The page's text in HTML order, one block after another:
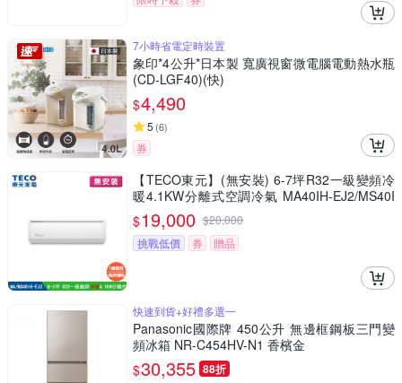
7小時省電定時裝置
象印*4公升*日本製 寬廣視窗微電腦電動熱水瓶
(CD-LGF40)(快)
$4,490
5 (6)
券
【TECO東元】(無安裝) 6-7坪R32一級變頻冷
暖4.1KW分離式空調冷氣 MA40IH-EJ2/MS40I
H-EJ2
$19,000 $20,000
挑戰低價
券 贈品
快速到貨+好禮多選一
Panasonic國際牌 450公升 無邊框鋼板三門變
頻冰箱 NR-C454HV-N1 香檳金
$30,355 88折